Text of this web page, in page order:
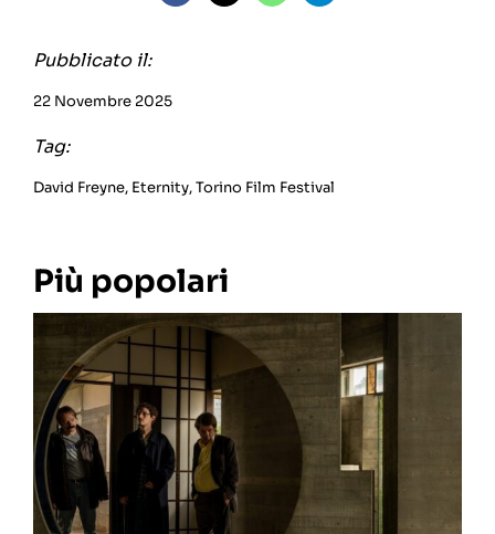
Pubblicato il:
22 Novembre 2025
Tag:
David Freyne, Eternity,Torino Film Festival
Più popolari